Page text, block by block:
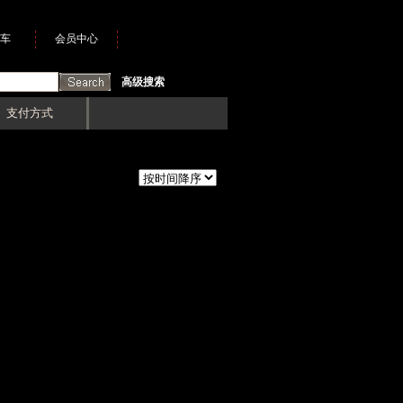
会员中心
高级搜索
支付方式